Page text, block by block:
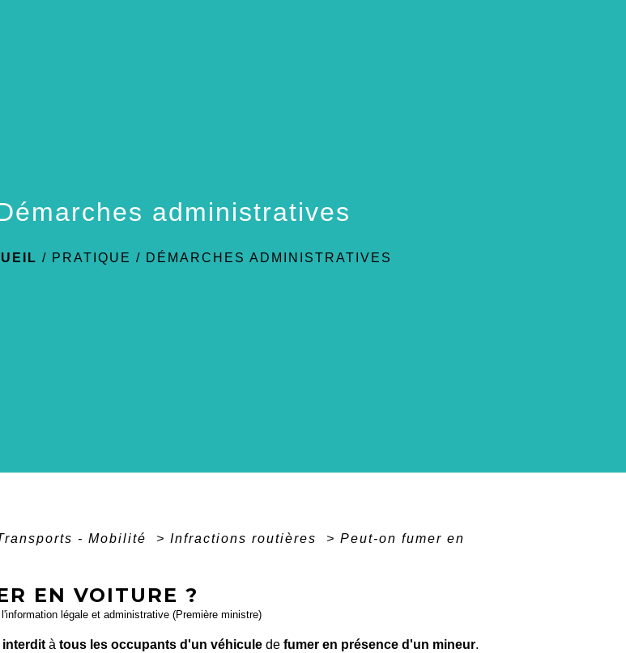
administratives
/ PRATIQUE / DÉMARCHES ADMINISTRATIVES
- Mobilité > Infractions routières > Peut-on fumer en
EN VOITURE ?
légale et administrative (Première ministre)
interdità tous les occupants d'un véhiculede fumer en présence d'un mineur.